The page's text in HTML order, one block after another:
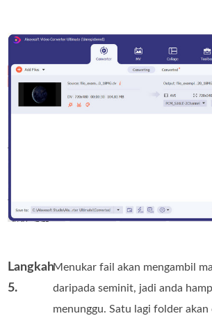
Langkah
5.
Menukar fail akan mengambil
daripada seminit, jadi anda
menunggu. Satu lagi folder akan